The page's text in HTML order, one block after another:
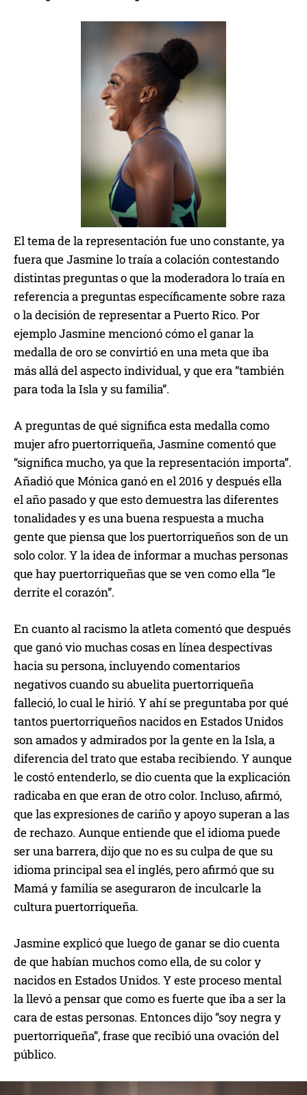
El tema de la representación fue uno constante, ya
fuera que Jasmine lo traía a colación contestando
distintas preguntas o que la moderadora lo traía en
referencia a preguntas específicamente sobre raza
o la decisión de representar a Puerto Rico. Por
ejemplo Jasmine mencionó cómo el ganar la
medalla de oro se convirtió en una meta que iba
más allá del aspecto individual, y que era “también
para toda la Isla y su familia”.
A preguntas de qué significa esta medalla como
mujer afro puertorriqueña, Jasmine comentó que
“significa mucho, ya que la representación importa”.
Añadió que Mónica ganó en el 2016 y después ella
el año pasado y que esto demuestra las diferentes
tonalidades y es una buena respuesta a mucha
gente que piensa que los puertorriqueños son de un
solo color. Y la idea de informar a muchas personas
que hay puertorriqueñas que se ven como ella “le
derrite el corazón”.
En cuanto al racismo la atleta comentó que después
que ganó vio muchas cosas en línea despectivas
hacia su persona, incluyendo comentarios
negativos cuando su abuelita puertorriqueña
falleció, lo cual le hirió. Y ahí se preguntaba por qué
tantos puertorriqueños nacidos en Estados Unidos
son amados y admirados por la gente en la Isla, a
diferencia del trato que estaba recibiendo. Y aunque
le costó entenderlo, se dio cuenta que la explicación
radicaba en que eran de otro color. Incluso, afirmó,
que las expresiones de cariño y apoyo superan a las
de rechazo. Aunque entiende que el idioma puede
ser una barrera, dijo que no es su culpa de que su
idioma principal sea el inglés, pero afirmó que su
Mamá y familia se aseguraron de inculcarle la
cultura puertorriqueña.
Jasmine explicó que luego de ganar se dio cuenta
de que habían muchos como ella, de su color y
nacidos en Estados Unidos. Y este proceso mental
la llevó a pensar que como es fuerte que iba a ser la
cara de estas personas. Entonces dijo “soy negra y
puertorriqueña”, frase que recibió una ovación del
público.